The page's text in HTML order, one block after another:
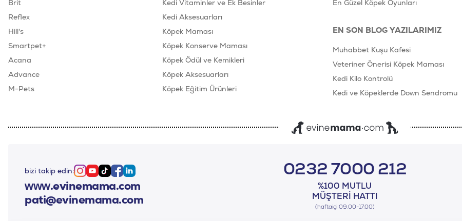
Brit
Reflex
Hill's
Smartpet+
Acana
Advance
M-Pets
Kedi Vitaminler ve Ek Besinler
Kedi Aksesuarları
Köpek Maması
Köpek Konserve Maması
Köpek Ödül ve Kemikleri
Köpek Aksesuarları
Köpek Eğitim Ürünleri
En Güzel Köpek Oyunları
EN SON BLOG YAZILARIMIZ
Muhabbet Kuşu Kafesi
Veteriner Önerisi Köpek Maması
Kedi Kilo Kontrolü
Kedi ve Köpeklerde Down Sendromu
bizi takip edin: Instagram
Youtube
TiktokFacebook
Linkedin
www.evinemama.com
pati@evinemama.com
0232 7000 212
%100 MUTLU
MÜŞTERI HATTI
(haftaiçi 09.00-17.00)